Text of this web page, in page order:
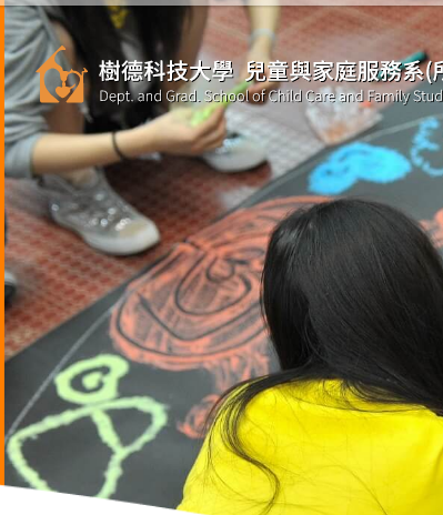
跳
到
主
要
內
容